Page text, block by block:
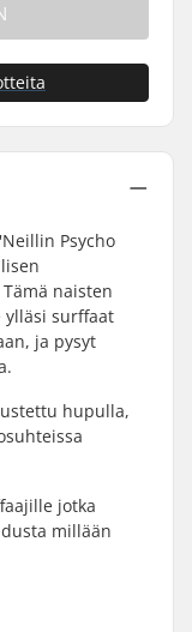
Psycho
naisten
ylläsi surffaat
ja pysyt
hupulla,
jotka
millään